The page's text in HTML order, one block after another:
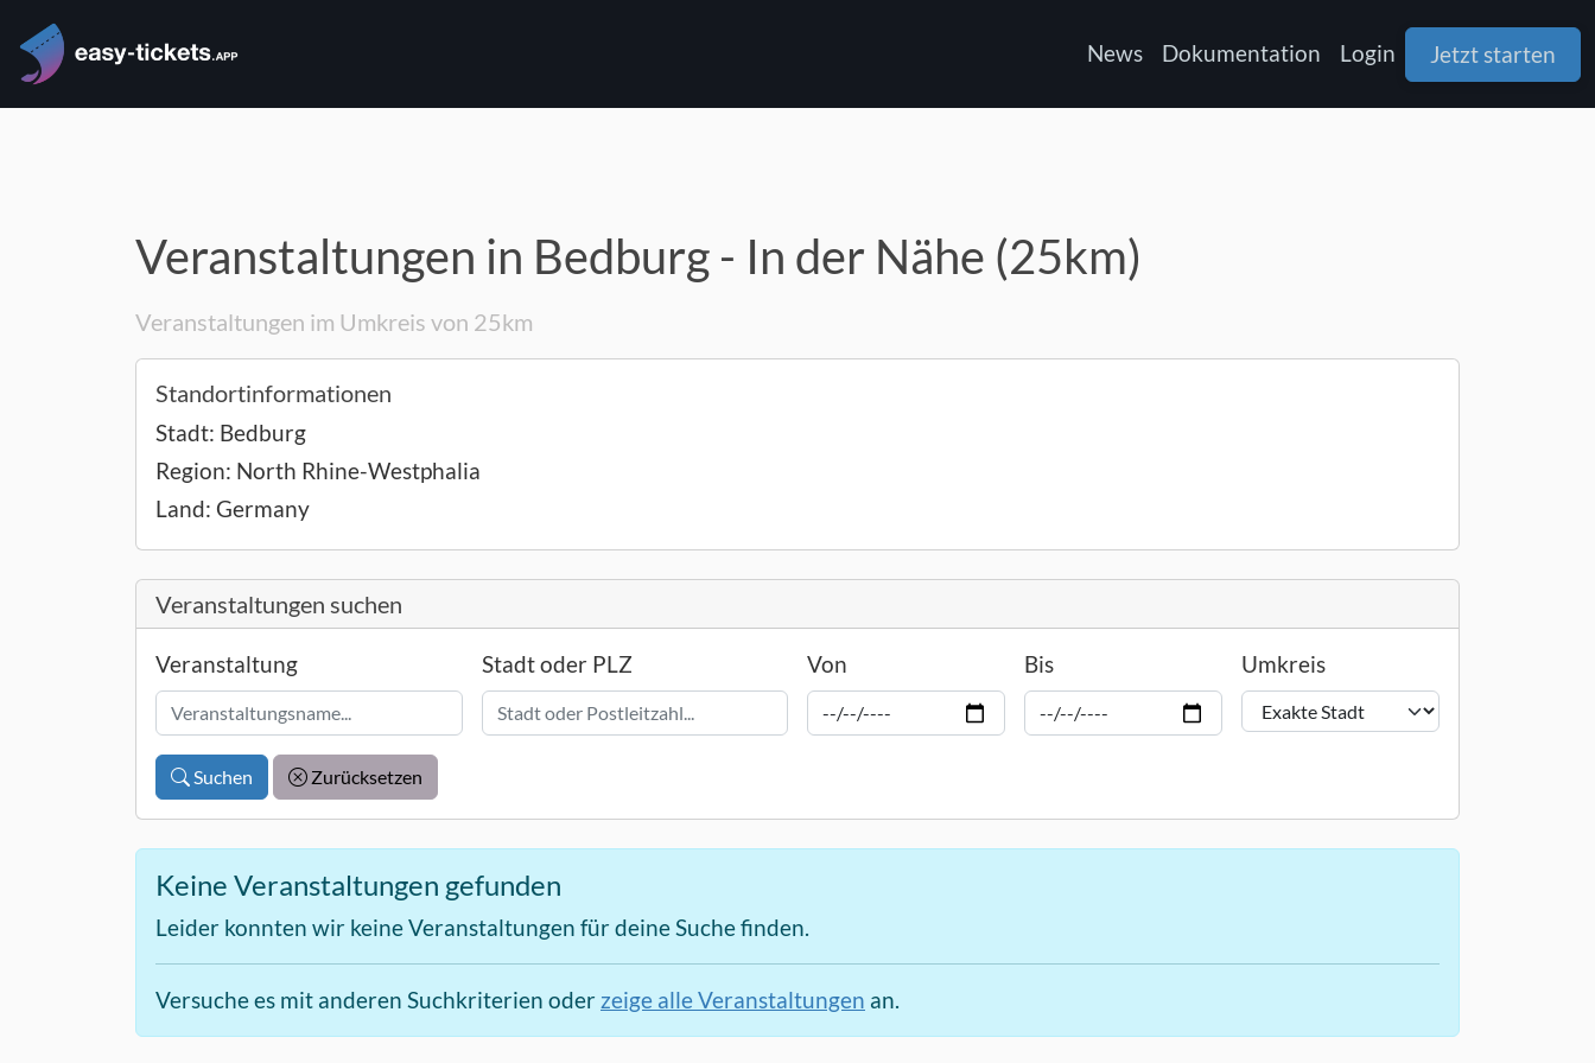
News Dokumentation Login Jetzt starten
Veranstaltungen in Bedburg - In der Nähe (25km)
Veranstaltungen im Umkreis von 25km
Standortinformationen
Stadt: Bedburg
Region: North Rhine-Westphalia
Land: Germany
Veranstaltungen suchen
Veranstaltung Stadt oder PLZ Von Bis Umkreis
Suchen Zurücksetzen
Keine Veranstaltungen gefunden
Leider konnten wir keine Veranstaltungen für deine Suche finden.
Versuche es mit anderen Suchkriterien oder zeige alle Veranstaltungen an.